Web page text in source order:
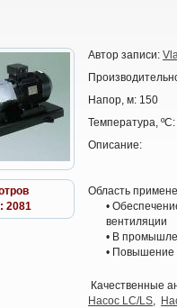
2081
Автор записи:
Напор, м: 150
Температура, ºС:
Описание:
Область
•
вентиляции
• В
• Повышение
Качественные
Насос LC/LS,